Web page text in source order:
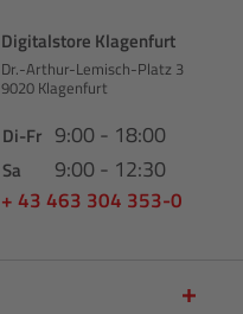
Digitalstore Klagenfurt
Dr.-Arthur-Lemisch-Platz 3
9020 Klagenfurt
Di-Fr 9:00 - 18:00
Sa 9:00 - 12:30
+ 43 463 304 353-0